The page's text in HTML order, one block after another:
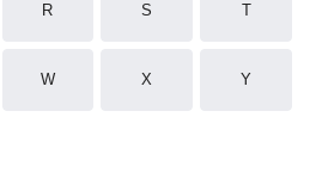
R S T
W X Y